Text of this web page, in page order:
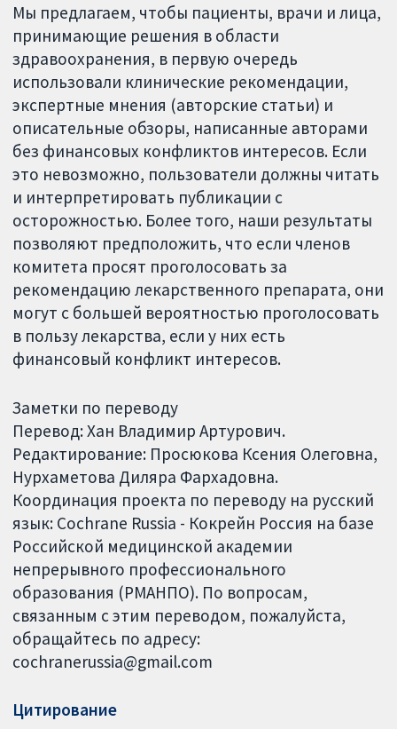
Мы предлагаем, чтобы пациенты, врачи и лица,
принимающие решения в области
здравоохранения, в первую очередь
использовали клинические рекомендации,
экспертные мнения (авторские статьи) и
описательные обзоры, написанные авторами
без финансовых конфликтов интересов. Если
это невозможно, пользователи должны читать
и интерпретировать публикации с
осторожностью. Более того, наши результаты
позволяют предположить, что если членов
комитета просят проголосовать за
рекомендацию лекарственного препарата, они
могут с большей вероятностью проголосовать
в пользу лекарства, если у них есть
финансовый конфликт интересов.
Заметки по переводу
Перевод: Хан Владимир Артурович.
Редактирование: Просюкова Ксения Олеговна,
Нурхаметова Диляра Фархадовна.
Координация проекта по переводу на русский
язык: Cochrane Russia - Кокрейн Россия на базе
Российской медицинской академии
непрерывного профессионального
образования (РМАНПО). По вопросам,
связанным с этим переводом, пожалуйста,
обращайтесь по адресу:
cochranerussia@gmail.com
Цитирование